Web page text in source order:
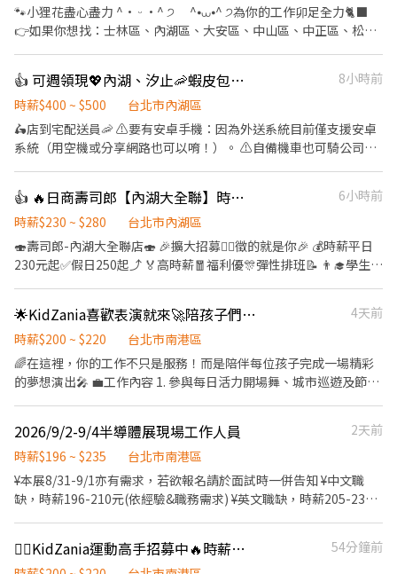
🐾小狸花盡心盡力 ^• ᵕ •^ ੭ ^⦁⩊⦁^ ੭為你的工作卯足全力🐈‍⬛
👉如果你想找：士林區、內湖區、大安區、中山區、中正區、松山
客服務 🍌 炸物製餐 🍑 廚具、環境清潔維護 🫐 主管交辦事宜 🍉 內外
場都會接觸唷 .˚⊹ ⁺‧ 【工作時間】 ‧⁺ ⊹˚. ☀️ 早班：07:00 - 14:00
🌙 晚班：16:00 - 23:00 ⭐ 夜班：21:00 - 02:00 ⚠️每間店有缺的時段
不同，應徵時請告知我要應徵哪一區或哪間店 .˚⊹ ⁺‧ 【薪資制度】
📌 採排休制（無固定休） 🗓️ 周一至週日皆需排班 🚫 周六、周日可
排休不可固定休 .˚⊹ ⁺‧ 【上班地點】 ‧⁺ ⊹˚. 👉士林區 台北士林店
內湖區內湖路一段283號 台北舊宗二店📍台北市內湖區舊宗路一段
275號 👉大安區 羅斯福店📍台北市大安區羅斯福路二段45號 台北麟
光店📍台北市大安區和平東路三段406巷8號 台北復興二店📍台北市
大安區復興南路二段273號 台北光復店📍台北市大安區光復南路286
📍台北市中山區南京東路三段210之1號 👉中正區 林森二店📍台北
市中正區林森南路1號 台北濟南店📍台北市中正區濟南路二段66號
台北館前店📍台北市中正區館前路8號 台北公園店📍台北市中正區
公園路30-1號 台北南昌店📍台北市中正區南昌路一段149號 👉松山
區 台北民生店📍台北市松山區民生東路三段135號 台北民權店📍台
北市松山區民權東路三段128號 台北南京二店📍台北市松山區南京
東路五段162號 台北南京六店📍台北市松山區南京東路四段57號 👉
信義區 忠孝四店📍台北市信義區忠孝東路五段522號 台北101店📍
台北市信義區市府路45號 台北夢廣場店📍台北市信義區松高路11號
三段174號 台北動物園三店📍台北市文山區新光路二段30號 .˚⊹ ⁺‧
【超級亮點】 ‧⁺ ⊹˚. 💼 勞保・勞退・團保 ⛽ 汽機車油資補貼 🔧 汽
👍 可週領現💖內湖、汐止🦐蝦皮包裏外送員/免經驗平均50～80K，公司車
8小時前
時薪$400 ~ $500
台北市內湖區
🛵店到宅配送員🦐 ⚠️要有安卓手機：因為外送系統目前僅支援安卓
系統（用空機或分享網路也可以唷！）。 ⚠️自備機車也可騎公司電
👉👉👉至門市自行取貨配送，沒有傳統宅配人事問題 📌 工作內
容： ↪︎ 騎機車(自備或公司車)將包裏從門市配送至買家地點(範圍
3km內) 在我們這裡的夥伴收入大概長這樣： 🛵 隨便送送（熟悉路
線中）：$40,000 ~ $60,000 元 / 月 🛵 乖乖聽話送（穩定出勤）：
✅ 領薪彈性：每月15號準時發薪（可匯款/領現），亦可配合【每週
領薪】，週週有錢花！ ━━━━━━━━━━━━━━━━━ 📍
【熱門開缺地點 ── 趕快卡位】
━━━━━━━━━━━━━━━━━ 台北市、新北市各行政區皆
有缺額（文山、林口、板橋、永和、中和、新店、三重、新莊、樹
林、土城、淡水、信義、大同、萬華、松山、中山、內湖...等） 點
擊立即應徵，私訊告知小編你想送哪一區，馬上幫你保留就近站
程】 ➊ 點擊填寫廠商制式履歷（1分鐘完成，快速安排送審）： 👉
https://reurl.cc/V292KN 🔒 【隱私防線】個資僅供廠商審核，敏感
欄位（身分證/詳細地址）錄取前皆可先不填！ ➋加入留言： 👉
https://lin.ee/OBnhVN5 私訊留下 ⌜姓名+電話 +應徵蝦皮外送」💥
👍 🔥日商壽司郎【內湖大全聯】時薪230元起-兼職人員🙆‍♀️六日250元起💰
6小時前
時薪$230 ~ $280
台北市內湖區
🍣壽司郎-內湖大全聯店🍣 🎉擴大招募🙆‍♀️徵的就是你🎉 💰時薪平日
230元起✅️假日250起⤴️ 🏅高時薪🧧福利優🎊彈性排班📝 👨‍🎓學生打
經驗者也可以加入！！！ ✅️歡迎開學打工、假日兼職、二度就業、
外籍學生、實習簽約。 ✅️彈性排班：08:30~23:00(請於面試時與店
長確認班表) ✅️不管是平日早班、週末假日班、放學後打烊班皆有職
缺，歡迎直接投遞履歷！ ⭕工作內容 ▪外場🎈 帶客入座→介紹、
理維護......等。 ▪洗碗區🫧 餐具清洗、環境整理整頓、環境清洗......
等。 ✨️在職教育訓練完善，無經驗者也OK✨️ ⭕獎金福利 ▪生日禮
券！ ▪員工用餐優惠！ ▪不定期活動競賽獎金！ ▪一年4次考核及
調薪！ ▪加班費5分鐘為單位計算！ ▪介紹親朋好友入職，期滿可
獲得3,000～5,000元獎金！ ⭕基本保障 ①加班費(以5分鐘為單位計
算) ②勞保、健保、意外險 ③每月提撥勞工退休新制6% ④特休按照
勞基法規定 ⑤颱風天出勤津貼 ⑥員工用餐折扣 ⑦提供員工制服 ⑧
🌟KidZania喜歡表演就來🚀陪孩子們勇敢站上舞台💃 時薪220！
4天前
時薪$200 ~ $220
台北市南港區
🌈在這裡，你的工作不只是服務！而是陪伴每位孩子完成一場精彩
的夢想演出🎤 💼工作內容 1. 參與每日活力開場舞、城市巡遊及節慶
生動的肢體、聲音與表情解說職業情境，創造 100% 沉浸式體驗。
3.與孩子互動、協助活動進行，並靈活應對現場狀況，讓每位孩子
都能開心、安全地完成體驗🍀 🕰️上班時間 1. 需配合7:00-21:30排班
2. 一個月至少排50小時，一週至少排3天的班，一天至少排4小時
（彈性排班！詳細時段可以面談的時候再討論唷！很free的！） 🚀
展演／社團表演經驗者大大歡迎🔥 2. 擅長主持、帶氣氛，如果你有
雜耍、魔術或特殊才藝更是大加分！！ 3. 擁有一顆熱愛孩子的心，
2026/9/2-9/4半導體展現場工作人員
2天前
時薪$196 ~ $235
台北市南港區
¥本展8/31-9/1亦有需求，若欲報名請於面試時一併告知 ¥中文職
缺，時薪196-210元(依經驗&職務需求) ¥英文職缺，時薪205-235
2.工作時間：07:30-17:00(依職務崗位不同)，後續排班時告知 3.教
⛹🏻KidZania運動高手招募中🔥時薪最高220！無經驗也歡迎🙌🏻
54分鐘前